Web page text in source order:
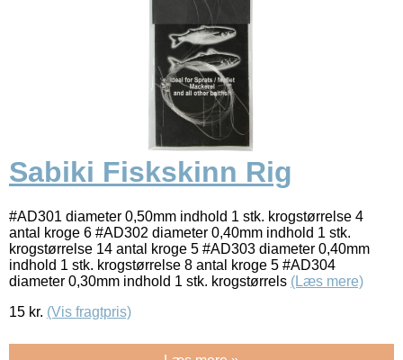
Sabiki Fiskskinn Rig
#AD301 diameter 0,50mm indhold 1 stk. krogstørrelse 4
antal kroge 6 #AD302 diameter 0,40mm indhold 1 stk.
krogstørrelse 14 antal kroge 5 #AD303 diameter 0,40mm
indhold 1 stk. krogstørrelse 8 antal kroge 5 #AD304
diameter 0,30mm indhold 1 stk. krogstørrels (Læs mere)
15 kr. (Vis fragtpris)